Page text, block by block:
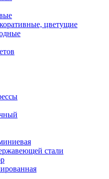
цветущие
стали